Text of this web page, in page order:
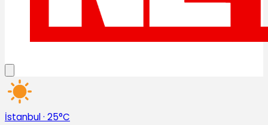
İstanbul· 25°C